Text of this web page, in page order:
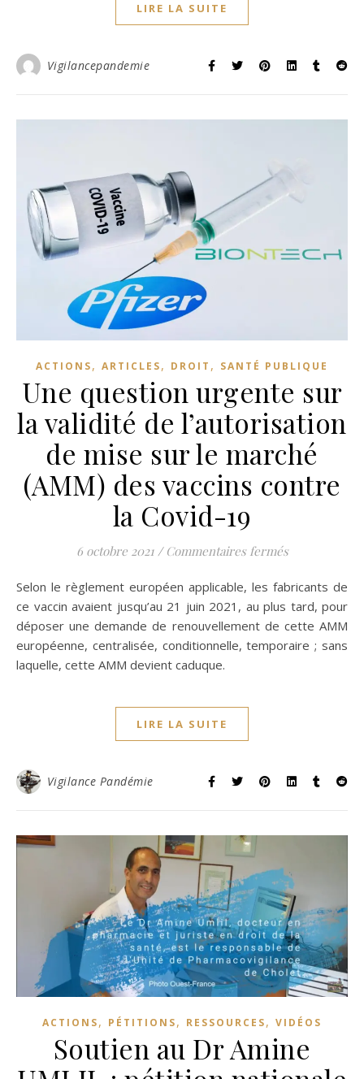
LIRE LA SUITE
Vigilancepandemie
ACTIONS, ARTICLES, DROIT , SANTÉ PUBLIQUE
Une question urgente sur
la validité de l’autorisation
de mise sur le marché
(AMM) des vaccins contre
la Covid-19
6 octobre 2021 / Commentaires ferméssur Une
Selon le règlement européen applicable, les fabricants de
ce vaccin avaient jusqu’au 21 juin 2021, au plus tard, pour
déposer une demande de renouvellement de cette AMM
européenne, centralisée, conditionnelle, temporaire ; sans
laquelle, cette AMM devient caduque.
LIRE LA SUITE
Vigilance Pandémie
ACTIONS, PÉTITIONS, RESSOURCES, VIDÉOS
Soutien au Dr Amine